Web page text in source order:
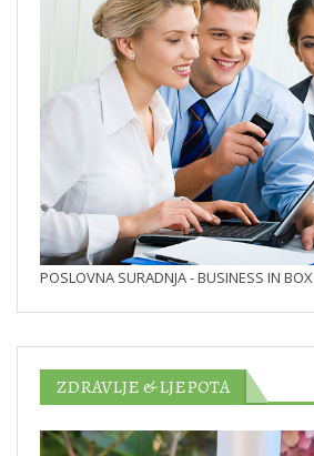
POSLOVNA SURADNJA - BUSINESS IN BOX
ZDRAVLJE & LJEPOTA